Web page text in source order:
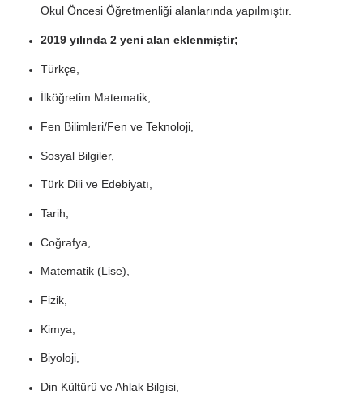
Okul Öncesi Öğretmenliği alanlarında yapılmıştır.
2019 yılında 2 yeni alan eklenmiştir;
Türkçe,
İlköğretim Matematik,
Fen Bilimleri/Fen ve Teknoloji,
Sosyal Bilgiler,
Türk Dili ve Edebiyatı,
Tarih,
Coğrafya,
Matematik (Lise),
Fizik,
Kimya,
Biyoloji,
Din Kültürü ve Ahlak Bilgisi,